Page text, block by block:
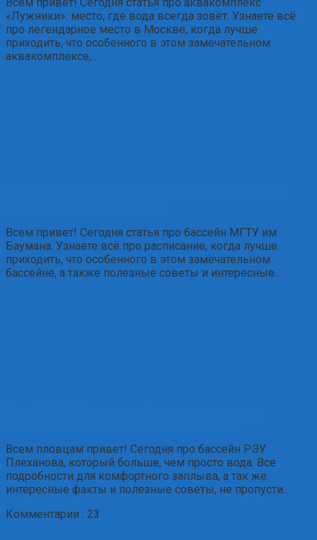
«Лужники»: место, где вода всегда зовёт. Узнаете всё
про легендарное место в Москве, когда лучше
приходить, что особенного в этом замечательном
аквакомплексе,…
Всем привет! Сегодня статья про бассейн МГТУ им
Баумана. Узнаете всё про расписание, когда лучше
приходить, что особенного в этом замечательном
бассейне, а также полезные советы и интересные…
Всем пловцам привет! Сегодня про бассейн РЭУ
Плеханова, который больше, чем просто вода. Все
подробности для комфортного заплыва, а так же
интересные факты и полезные советы, не пропусти…
Комментарии : 23